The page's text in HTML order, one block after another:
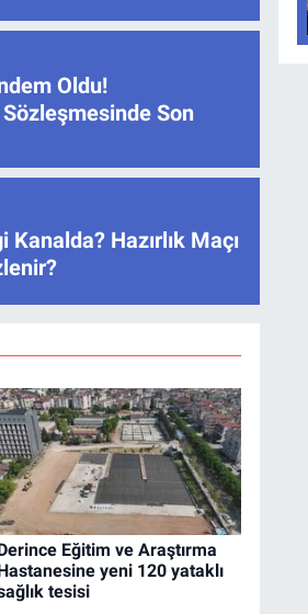
Oldu!
Son
Hazırlık Maçı
Eğitim ve Araştırma
yeni 120 yataklı
tesisi